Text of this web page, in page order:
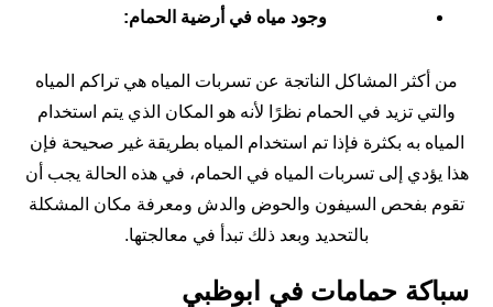
وجود مياه في أرضية الحمام:
من أكثر المشاكل الناتجة عن تسربات المياه هي تراكم المياه
والتي تزيد في الحمام نظرًا لأنه هو المكان الذي يتم استخدام
المياه به بكثرة فإذا تم استخدام المياه بطريقة غير صحيحة فإن
هذا يؤدي إلى تسربات المياه في الحمام، في هذه الحالة يجب أن
تقوم بفحص السيفون والحوض والدش ومعرفة مكان المشكلة
بالتحديد وبعد ذلك تبدأ في معالجتها.
سباكة حمامات في ابوظبي